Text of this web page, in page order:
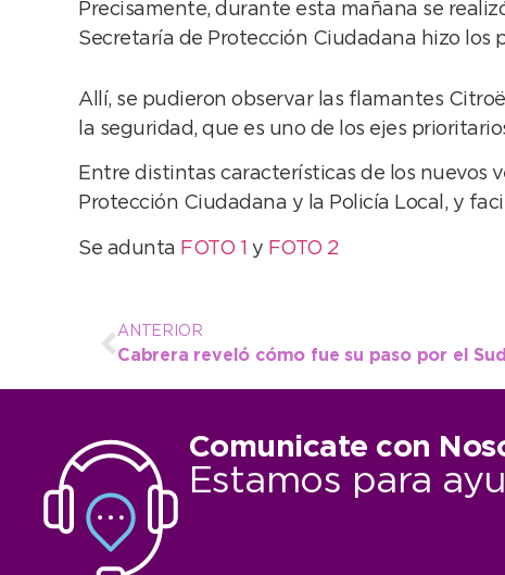
Precisamente, durante esta mañana se
Secretaría de Protección Ciudadana hizo los
Allí, se pudieron observar las flamantes
la seguridad, que es uno de los ejes
Entre distintas características de los nuevos
Protección Ciudadana y la Policía Local, y
Se adunta FOTO 1 y FOTO 2
ANTERIOR
Comunicate con
Estamos para